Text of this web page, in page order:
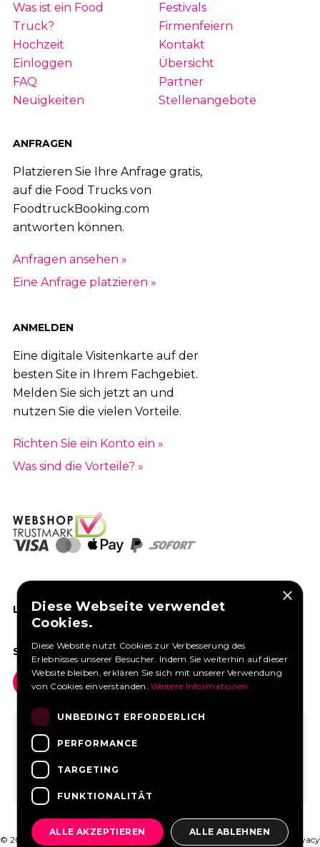
Was ist ein Food
Truck?
Festivals
Firmenfeiern
Hochzeit
Kontakt
Einloggen
Übersicht
FAQ
Partner
Neuigkeiten
Stellenangebote
ANFRAGEN
Platzieren Sie Ihre Anfrage gratis,
auf die Food Trucks von
FoodtruckBooking.com
antworten können.
Anfragen ansehen »
Eine Anfrage platzieren »
ANMELDEN
Eine digitale Visitenkarte auf der
besten Site in Ihrem Fachgebiet.
Melden Sie sich jetzt an und
nutzen Sie die vielen Vorteile.
Richten Sie ein Konto ein »
Was sind die Vorteile? »
LIKEN SIE UNS AUF FACEBOOK
SOCIAL MEDIA
© 2026 FoodtruckBooking.com | Allgemeine Geschäftsbedingungen | Privacy
×
Diese Webseite verwendet
Cookies.
Diese Website nutzt Cookies zur Verbesserung des
Erlebnisses unserer Besucher. Indem Sie weiterhin auf dieser
Website bleiben, erklären Sie sich mit unserer Verwendung
von Cookies einverstanden.Weitere Informationen
UNBEDINGT ERFORDERLICH
PERFORMANCE
TARGETING
FUNKTIONALITÄT
ALLE AKZEPTIEREN ALLE ABLEHNEN